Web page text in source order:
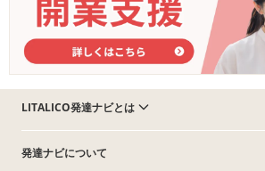
LITALICO発達ナビとは
発達ナビについて